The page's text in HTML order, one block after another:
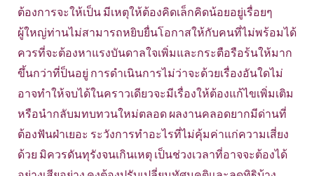
ต้องการจะให้เป็น มีเหตุให้ต้องคิดเล็กคิดน้อยอยู่เรื่อยๆ
ผู้ใหญ่ท่านไม่สามารถหยิบยื่นโอกาสให้กับคนที่ไม่พร้อมได้
ควรที่จะต้องหาแรงบันดาลใจเพิ่มและกระตือรือร้นให้มาก
ขึ้นกว่าที่ป็นอยู่ การดำเนินการไม่ว่าจะด้วยเรื่องอันใดไม่
อาจทำให้จบได้ในคราวเดียวจะมีเรื่องให้ต้องแก้ไขเพิ่มเติม
หรือนำกลับมทบทวนใหม่ตลอด ผลงานคลอดยากมีด่านที่
ต้องฟันฝ่าเยอะ ระวังการทำอะไรที่ไม่คุ้มค่าแก่ความเสี่ยง
ด้วย มิควรดันทุรังจนเกินเหตุ เป็นช่วงเวลาที่อาจจะต้องได้